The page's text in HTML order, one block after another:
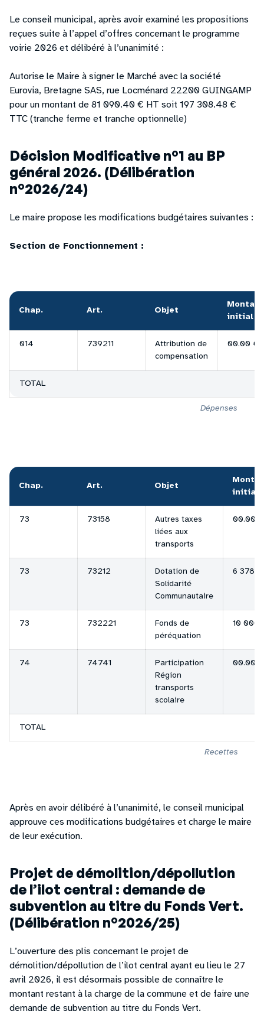
Le conseil municipal, après avoir examiné les propositions
reçues suite à l’appel d’offres concernant le programme
voirie 2026 et délibéré à l’unanimité :
Autorise le Maire à signer le Marché avec la société
Eurovia, Bretagne SAS, rue Locménard 22200 GUINGAMP
pour un montant de 81 090.40 € HT soit 197 308.48 €
TTC (tranche ferme et tranche optionnelle)
Décision Modificative n°1 au BP
général 2026. (Délibération
n°2026/24)
Le maire propose les modifications budgétaires suivantes :
Section de Fonctionnement :
Dépenses
Chap. Art. Objet
initial
014 739211
Attribution de
compensation
00.00 €
TOTAL
Recettes
Chap. Art. Objet
initial
73 73158
Autres taxes
liées aux
transports
00.00 €
73 73212
Dotation de
Solidarité
Communautaire
6
73 732221
Fonds de
péréquation
10
74 74741
Participation
Région
transports
scolaire
00.00 €
TOTAL
Après en avoir délibéré à l’unanimité, le conseil municipal
approuve ces modifications budgétaires et charge le maire
de leur exécution.
Projet de démolition/dépollution
de l’ilot central : demande de
subvention au titre du Fonds Vert.
(Délibération n°2026/25)
L’ouverture des plis concernant le projet de
démolition/dépollution de l’ilot central ayant eu lieu le 27
avril 2026, il est désormais possible de connaître le
montant restant à la charge de la commune et de faire une
demande de subvention au titre du Fonds Vert.